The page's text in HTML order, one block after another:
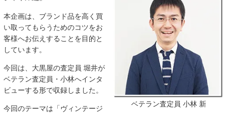
ベテラン査定員 小林 新
本企画は、ブランド品を高く買
い取ってもらうためのコツをお
客様へお伝えすることを目的と
しています。
今回は、大黒屋の査定員 堀井が
ベテラン査定員・小林へインタ
ビューする形で収録しました。
今回のテーマは「ヴィンテージ